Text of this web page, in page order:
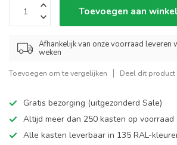
Toevoegen aan
Afhankelijk van onze voorraad leveren
weken
Toevoegen om te vergelijken Deel dit product
Gratis bezorging (uitgezonderd Sale)
Altijd meer dan 250 kasten op voorraad
Alle kasten leverbaar in 135 RAL-